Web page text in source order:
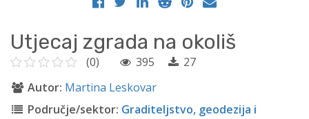
Utjecaj zgrada na okoliš
(0) 395
27
Autor: Martina Leskovar
Područje/sektor: Graditeljstvo, geodezija i